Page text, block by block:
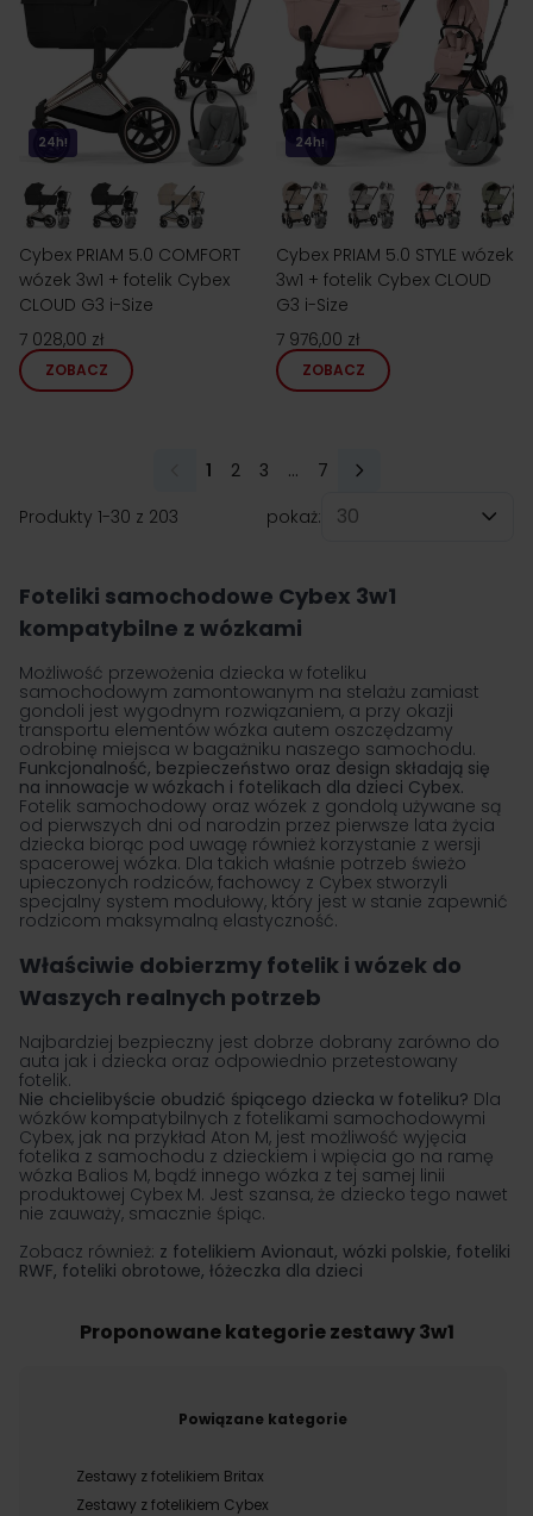
24h!
Cybex PRIAM 5.0 COMFORT
wózek 3w1 + fotelik Cybex
CLOUD G3 i-Size
7 028,00 zł
ZOBACZ
24h!
Cybex PRIAM 5.0 STYLE wózek
3w1 + fotelik Cybex CLOUD
G3 i-Size
7 976,00 zł
ZOBACZ
Produkty 1-30 z 203
Aktualnie czytasz stronę
1 Strona
2 Strona
3 ... Strona
7
pokaż:
Foteliki samochodowe Cybex 3w1
kompatybilne z wózkami
Możliwość przewożenia dziecka w foteliku
samochodowym zamontowanym na stelażu zamiast
gondoli jest wygodnym rozwiązaniem, a przy okazji
transportu elementów wózka autem oszczędzamy
odrobinę miejsca w bagażniku naszego samochodu.
Funkcjonalność, bezpieczeństwo oraz design składają się
na innowacje w wózkach i fotelikach dla dzieci Cybex.
Fotelik samochodowy oraz wózek z gondolą używane są
od pierwszych dni od narodzin przez pierwsze lata życia
dziecka biorąc pod uwagę również korzystanie z wersji
spacerowej wózka. Dla takich właśnie potrzeb świeżo
upieczonych rodziców, fachowcy z Cybex stworzyli
specjalny system modułowy, który jest w stanie zapewnić
rodzicom maksymalną elastyczność.
Właściwie dobierzmy fotelik i wózek do
Waszych realnych potrzeb
Najbardziej bezpieczny jest dobrze dobrany zarówno do
auta jak i dziecka oraz odpowiednio przetestowany
fotelik.
Nie chcielibyście obudzić śpiącego dziecka w foteliku? Dla
wózków kompatybilnych z fotelikami samochodowymi
Cybex, jak na przykład Aton M, jest możliwość wyjęcia
fotelika z samochodu z dzieckiem i wpięcia go na ramę
wózka Balios M, bądź innego wózka z tej samej linii
produktowej Cybex M. Jest szansa, że dziecko tego nawet
nie zauważy, smacznie śpiąc.
Zobacz również: z fotelikiem Avionaut, wózki polskie, foteliki
RWF, foteliki obrotowe, łóżeczka dla dzieci
Proponowane kategorie zestawy 3w1
Powiązane kategorie
Zestawy z fotelikiem Britax
Zestawy z fotelikiem Cybex